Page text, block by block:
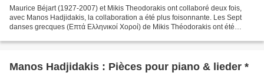
Maurice Béjart (1927-2007) et Mikis Theodorakis ont collaboré deux fois,
avec Manos Hadjidakis, la collaboration a été plus foisonnante. Les Sept
danses grecques (Επτά Ελληνικοί Χοροί) de Mikis Théodorakis ont été
Manos Hadjidakis : Pièces pour piano & lieder *